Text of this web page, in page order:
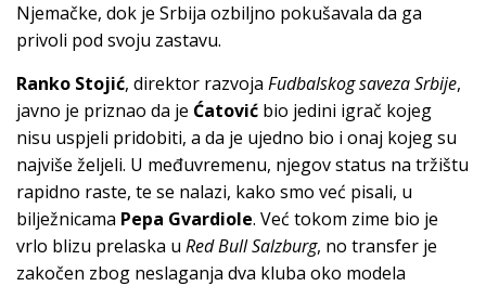
Njemačke, dok je Srbija ozbiljno pokušavala da ga
privoli pod svoju zastavu.
Ranko Stojić, direktor razvoja Fudbalskog saveza Srbije,
javno je priznao da je Ćatović bio jedini igrač kojeg
nisu uspjeli pridobiti, a da je ujedno bio i onaj kojeg su
najviše željeli. U međuvremenu, njegov status na tržištu
rapidno raste, te se nalazi, kako smo već pisali, u
bilježnicama Pepa Gvardiole. Već tokom zime bio je
vrlo blizu prelaska u Red BullSalzburg, no transfer je
zakočen zbog neslaganja dva kluba oko modela